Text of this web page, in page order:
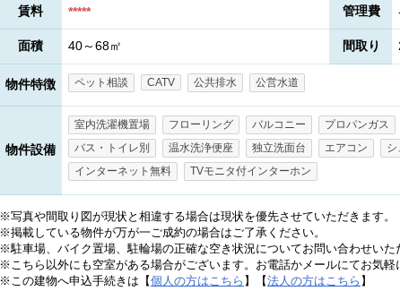
賃料 ***** 管理費
面積 40～68㎡ 間取り
物件特徴 ペット相談 CATV 公共排水 公営水道
物件設備
室内洗濯機置場 フローリング バルコニー プロパンガス
バス・トイレ別
温水洗浄便座 独立洗面台 エアコン シ
インターネット無料
TVモニタ付インターホン
※写真や間取り図が現状と相違する場合は現状を優先させていただきます。
※掲載している物件が万が一ご成約の場合はご了承ください。
※駐車場、バイク置場、駐輪場の正確な空き状況についてお問い合わせいた
※こちら以外にも空室がある場合がございます。お電話かメールにてお気軽
※この建物へ申込手続きは【個人の方はこちら 】【法人の方はこちら 】